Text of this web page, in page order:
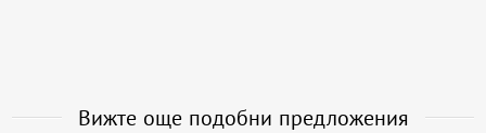
Вижте още подобни предложения